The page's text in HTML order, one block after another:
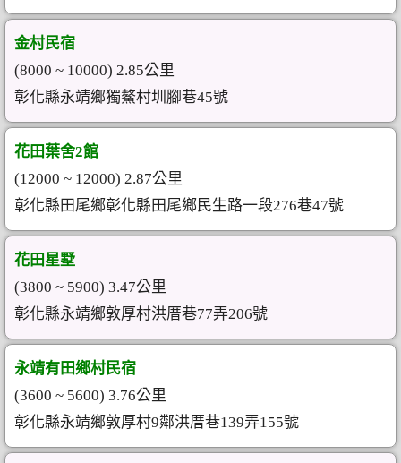
金村民宿
(8000 ~ 10000) 2.85公里
彰化縣永靖鄉獨鰲村圳腳巷45號
花田葉舍2館
(12000 ~ 12000) 2.87公里
彰化縣田尾鄉彰化縣田尾鄉民生路一段276巷47號
花田星墅
(3800 ~ 5900) 3.47公里
彰化縣永靖鄉敦厚村洪厝巷77弄206號
永靖有田鄉村民宿
(3600 ~ 5600) 3.76公里
彰化縣永靖鄉敦厚村9鄰洪厝巷139弄155號